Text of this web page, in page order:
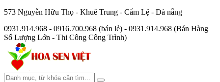
573 Nguyễn Hữu Thọ - Khuê Trung - Cẩm Lệ - Đà nẵng
0931.914.968 - 0916.700.968 (bán lẻ) - 0931.914.968 (Bán Hàng
Số Lượng Lớn - Thi Công Công Trình)